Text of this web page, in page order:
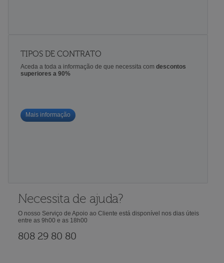
TIPOS DE CONTRATO
Aceda a toda a informação de que necessita com descontos
superiores a 90%
Mais informação
Necessita de ajuda?
O nosso Serviço de Apoio ao Cliente está disponível nos dias úteis
entre as 9h00 e as 18h00
808 29 80 80